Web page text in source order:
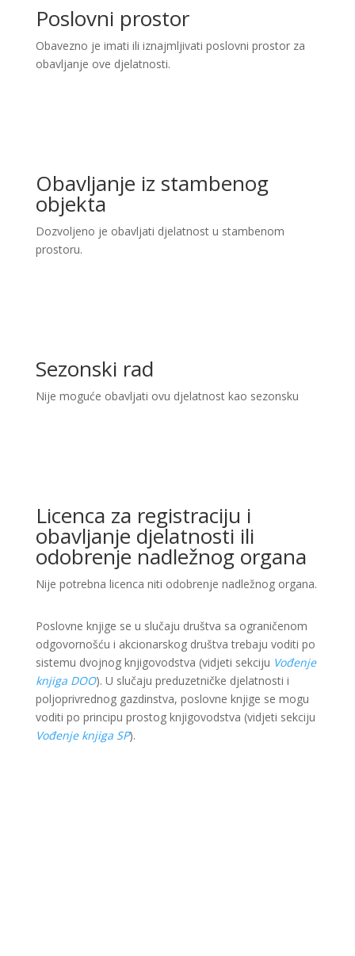
Poslovni prostor
Obavezno je imati ili iznajmljivati poslovni prostor za
obavljanje ove djelatnosti.
Obavljanje iz stambenog
objekta
Dozvoljeno je obavljati djelatnost u stambenom
prostoru.
Sezonski rad
Nije moguće obavljati ovu djelatnost kao sezonsku
Licenca za registraciju i
obavljanje djelatnosti ili
odobrenje nadležnog organa
Nije potrebna licenca niti odobrenje nadležnog organa.
Poslovne knjige se u slučaju društva sa ograničenom
odgovornošću i akcionarskog društva trebaju voditi po
sistemu dvojnog knjigovodstva (vidjeti sekciju Vođenje
knjiga DOO). U slučaju preduzetničke djelatnosti i
poljoprivrednog gazdinstva, poslovne knjige se mogu
voditi po principu prostog knjigovodstva (vidjeti sekciju
Vođenje knjiga SP).